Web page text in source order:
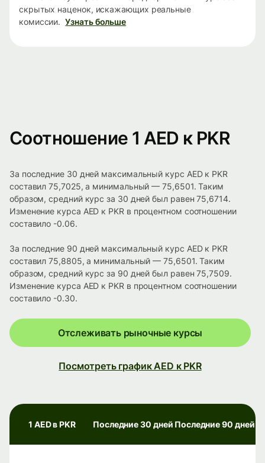
скрытых наценок, искажающих реальные
комиссии. Узнать больше
Соотношение 1 AED к PKR
За последние 30 дней максимальный курс AED к PKR
составил 75,7025, а минимальный — 75,6501. Таким
образом, средний курс за 30 дней был равен 75,6714.
Изменение курса AED к PKR в процентном соотношении
составило -0.06.
За последние 90 дней максимальный курс AED к PKR
составил 75,8805, а минимальный — 75,6501. Таким
образом, средний курс за 90 дней был равен 75,7509.
Изменение курса AED к PKR в процентном соотношении
составило -0.30.
Отслеживать рыночные курсы
Посмотреть график AED к PKR
1 AED в PKR Последние 30 дней Последние 90 дней